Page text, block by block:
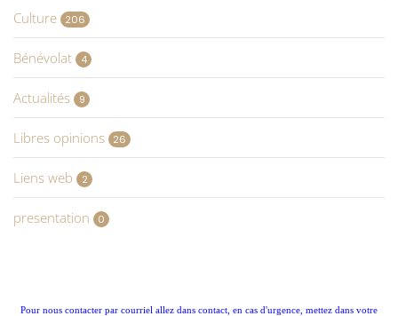
Culture 206
Bénévolat 4
Actualités 9
Libres opinions 26
Liens web 2
presentation 0
Pour nous contacter par courriel allez dans contact, en cas d'urgence, mettez dans votre